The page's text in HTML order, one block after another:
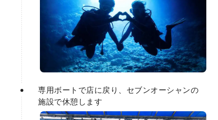
専用ボートで店に戻り、セブンオーシャンの
施設で休憩します